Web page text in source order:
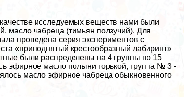
исследуемых веществ нами были
масло чабреца (тимьян ползучий). Для
проведена серия экспериментов с
«приподнятый крестообразный лабиринт»
были распределены на 4 группы по 15
эфирное масло полыни горькой, группа № 3 -
масло эфирное чабреца обыкновенного